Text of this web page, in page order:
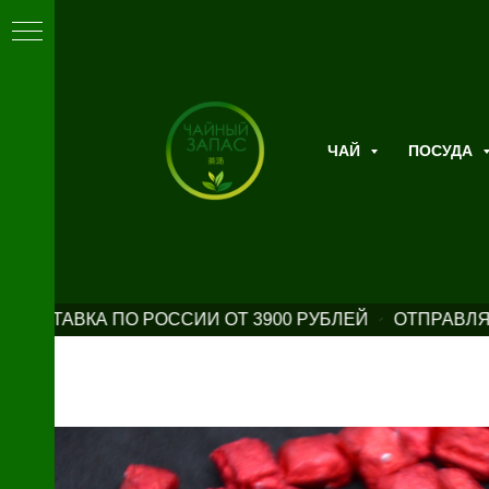
ЧАЙ ПОСУДА
ПО РОССИИ ОТ 3900 РУБЛЕЙ